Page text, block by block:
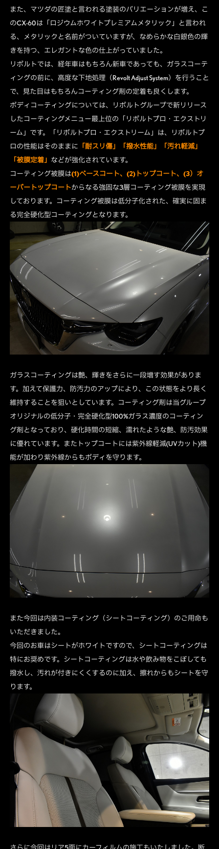
また、マツダの匠塗と言われる塗装のバリエーションが増え、こ
のCX-60は「ロジウムホワイトプレミアムメタリック」と言われ
る、メタリックと名前がついていますが、なめらかな白銀色の輝
きを持つ、エレガントな色の仕上がっていました。
リボルトでは、経年車はもちろん新車であっても、ガラスコーテ
ィングの前に、高度な下地処理（Revolt Adjust System）を行うこと
で、見た目はもちろんコーティング剤の定着も良くします。
ボディコーティングについては、リボルトグループで新リリース
したコーティングメニュー最上位の「リボルトプロ・エクストリ
ーム」です。「リボルトプロ・エクストリーム」は、リボルトプ
ロの性能はそのままに 「耐スリ傷」「撥水性能」「汚れ軽減」
「被膜定着」 などが強化されています。
コーティング被膜は(1)ベースコート、(2)トップコート、(3）オ
ーバートップコートからなる強固な3層コーティング被膜を実現
しております。コーティング被膜は低分子化された、確実に固ま
る完全硬化型コーティングとなります。
ガラスコーティングは艶、輝きをさらに一段増す効果がありま
す。加えて保護力、防汚力のアップにより、この状態をより長く
維持することを狙いとしています。コーティング剤は当グループ
オリジナルの低分子・完全硬化型100%ガラス濃度のコーティン
グ剤となっており、硬化時間の短縮、濡れたような艶、防汚効果
に優れています。またトップコートには紫外線軽減(UVカット)機
能が加わり紫外線からもボディを守ります。
また今回は内装コーティング（シートコーティング）のご用命も
いただきました。
今回のお車はシートがホワイトですので、シートコーティングは
特にお奨めです。シートコーティングは水や飲み物をこぼしても
撥水し、汚れが付きにくくするのに加え、擦れからもシートを守
ります。